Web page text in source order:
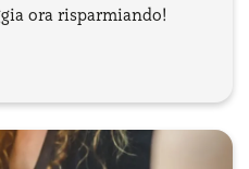
ora risparmiando!